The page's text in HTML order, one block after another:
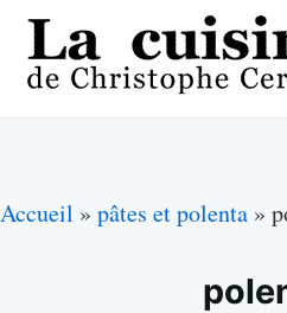
Skip
content
Search
for:
Accueil » pâtes et polenta »